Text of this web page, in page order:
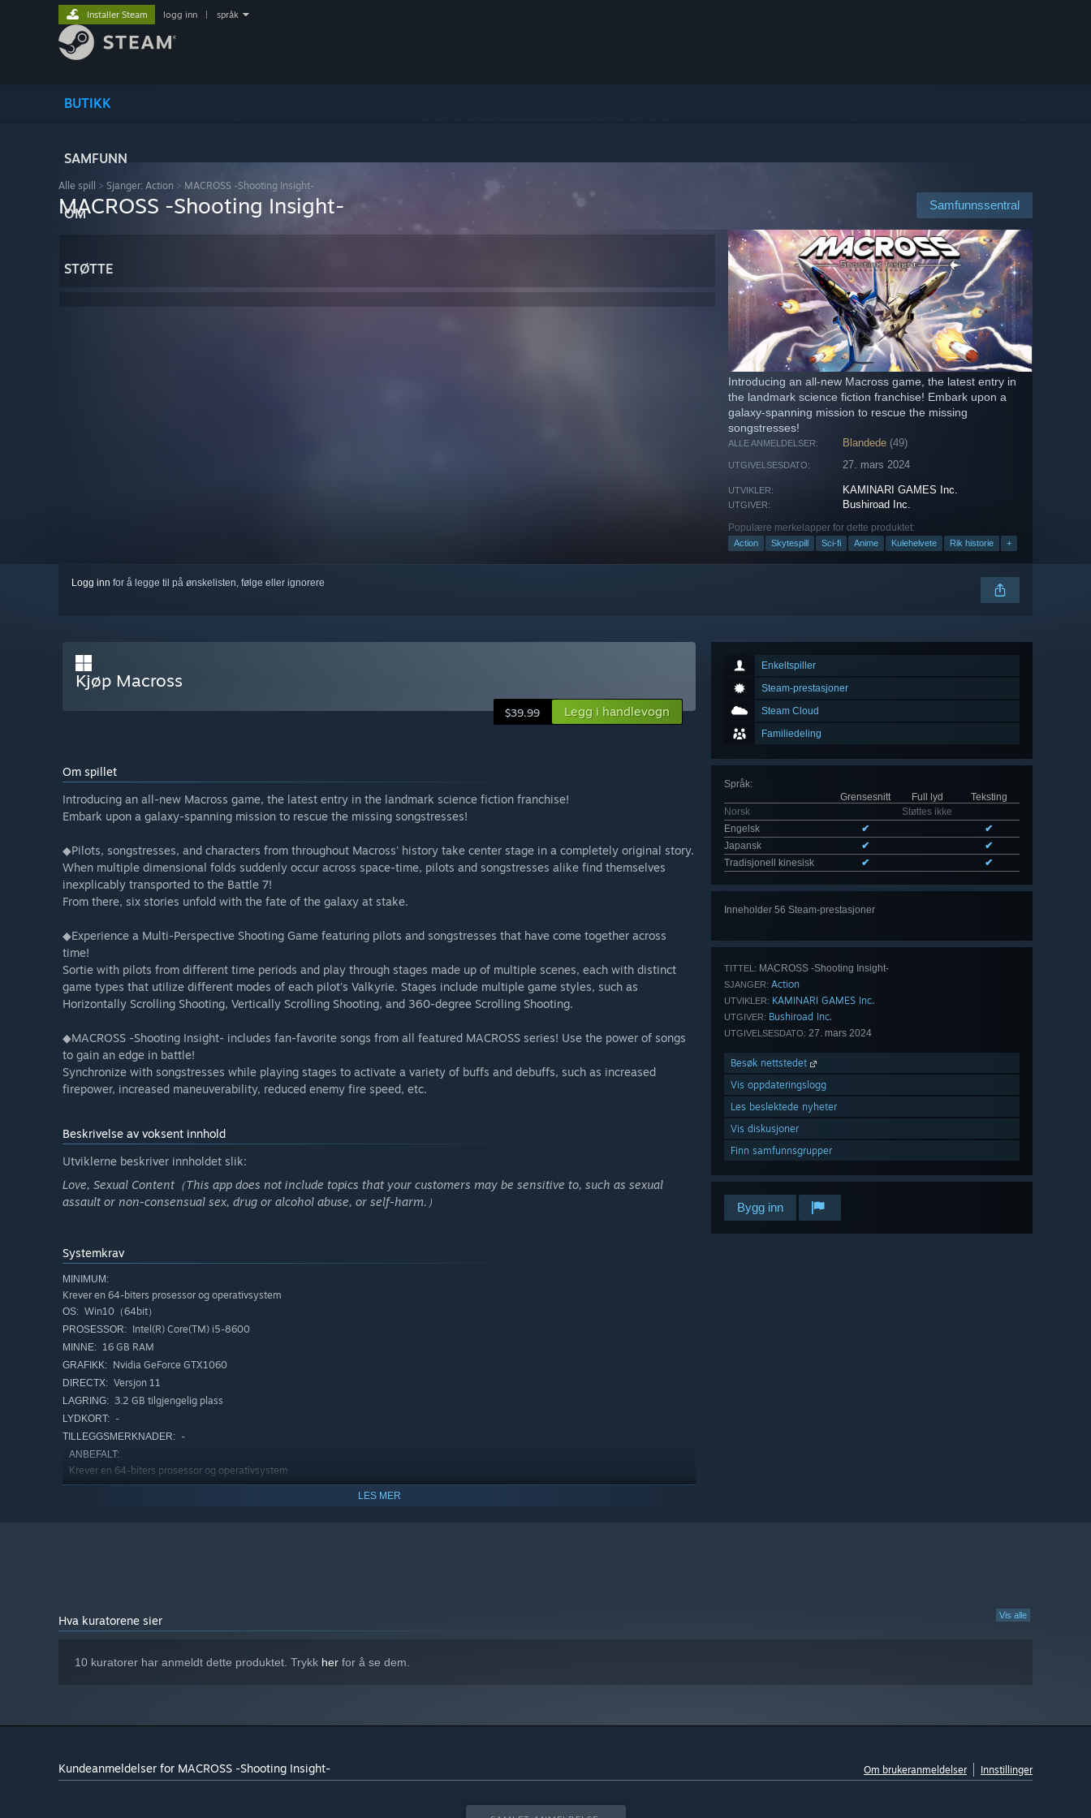
BUTIKK
SAMFUNN
OM
STØTTE
Installer Steam logg inn språk
Alle spill > Sjanger: Action > MACROSS -Shooting Insight-
Samfunnssentral
MACROSS -Shooting Insight-
Introducing an all-new Macross game, the latest entry in
the landmark science fiction franchise! Embark upon a
galaxy-spanning mission to rescue the missing
songstresses!
ALLE ANMELDELSER: Blandede (49)
UTGIVELSESDATO: 27. mars 2024
UTVIKLER: KAMINARI GAMES Inc.
UTGIVER: Bushiroad Inc.
Populære merkelapper for dette produktet:
Action Skytespill Sci-fi Anime Kulehelvete Rik historie +
Logg inn for å legge til på ønskelisten, følge eller ignorere
Enkeltspiller
Steam-prestasjoner
Steam Cloud
Familiedeling
Språk:
Grensesnitt
Full lyd
Teksting
Norsk
Støttes ikke
Engelsk
✔
✔
Japansk
✔
✔
Tradisjonell kinesisk
✔ ✔
Inneholder 56 Steam-prestasjoner
TITTEL: MACROSS -Shooting Insight-
SJANGER: Action
UTVIKLER: KAMINARI GAMES Inc.
UTGIVER: Bushiroad Inc.
UTGIVELSESDATO: 27. mars 2024
Besøk nettstedet
Vis oppdateringslogg
Les beslektede nyheter
Vis diskusjoner
Finn samfunnsgrupper
Bygg inn
Kjøp Macross
$39.99 Legg i handlevogn
Om spillet
Introducing an all-new Macross game, the latest entry in the landmark science fiction franchise!
Embark upon a galaxy-spanning mission to rescue the missing songstresses!
◆Pilots, songstresses, and characters from throughout Macross' history take center stage in a completely original story.
When multiple dimensional folds suddenly occur across space-time, pilots and songstresses alike find themselves
inexplicably transported to the Battle 7!
From there, six stories unfold with the fate of the galaxy at stake.
◆Experience a Multi-Perspective Shooting Game featuring pilots and songstresses that have come together across
time!
Sortie with pilots from different time periods and play through stages made up of multiple scenes, each with distinct
game types that utilize different modes of each pilot's Valkyrie. Stages include multiple game styles, such as
Horizontally Scrolling Shooting, Vertically Scrolling Shooting, and 360-degree Scrolling Shooting.
◆MACROSS -Shooting Insight- includes fan-favorite songs from all featured MACROSS series! Use the power of songs
to gain an edge in battle!
Synchronize with songstresses while playing stages to activate a variety of buffs and debuffs, such as increased
firepower, increased maneuverability, reduced enemy fire speed, etc.
Beskrivelse av voksent innhold
Utviklerne beskriver innholdet slik:
Love, Sexual Content（This app does not include topics that your customers may be sensitive to, such as sexual
assault or non-consensual sex, drug or alcohol abuse, or self-harm.）
Systemkrav
MINIMUM:
Krever en 64-biters prosessor og operativsystem
OS: Win10（64bit）
PROSESSOR: Intel(R) Core(TM) i5-8600
MINNE: 16 GB RAM
GRAFIKK: Nvidia GeForce GTX1060
DIRECTX: Versjon 11
LAGRING: 3.2 GB tilgjengelig plass
LYDKORT: -
TILLEGGSMERKNADER: -
ANBEFALT:
Krever en 64-biters prosessor og operativsystem
OS: Win10（64bit）
LES MER
Vis alle
Hva kuratorene sier
10 kuratorer har anmeldt dette produktet. Trykk her for å se dem.
Kundeanmeldelser for MACROSS -Shooting Insight- Om brukeranmeldelser Innstillinger